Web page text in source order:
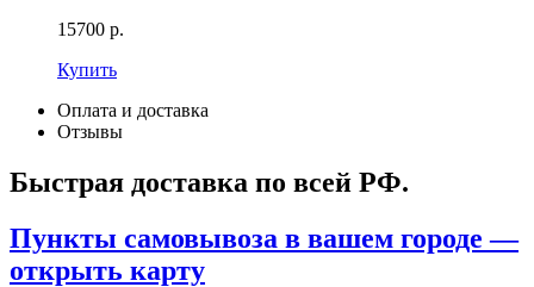
15700 р.
Купить
Оплата и доставка
Отзывы
Быстрая доставка по всей РФ.
Пункты самовывоза в вашем городе —
открыть карту